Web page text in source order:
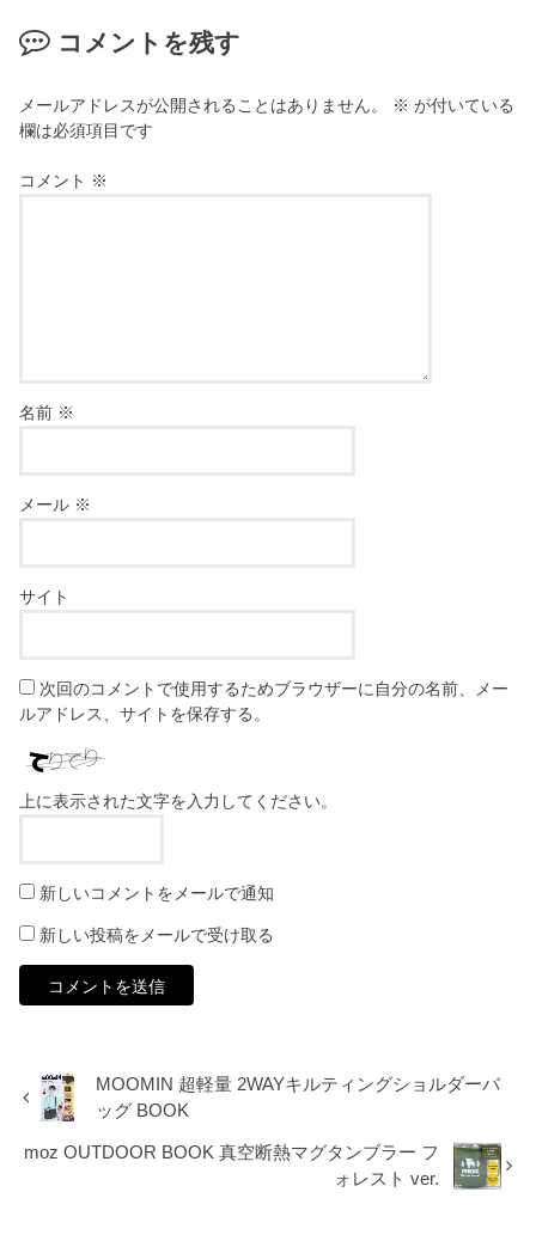
コメントを残す
メールアドレスが公開されることはありません。 ※ が付いている
欄は必須項目です
コメント ※
名前 ※
メール ※
サイト
次回のコメントで使用するためブラウザーに自分の名前、メー
ルアドレス、サイトを保存する。
上に表示された文字を入力してください。
新しいコメントをメールで通知
新しい投稿をメールで受け取る
MOOMIN 超軽量 2WAYキルティングショルダーバ
ッグ BOOK
moz OUTDOOR BOOK 真空断熱マグタンブラー フ
ォレスト ver.